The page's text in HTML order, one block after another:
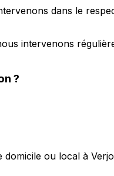
dans le
intervenons
?
ou local à